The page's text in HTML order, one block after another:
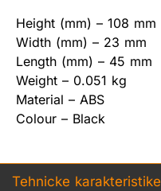
Height (mm) – 108 mm
Width (mm) – 23 mm
Length (mm) – 45 mm
Weight – 0.051 kg
Material – ABS
Colour – Black
Tehnicke karakteristike